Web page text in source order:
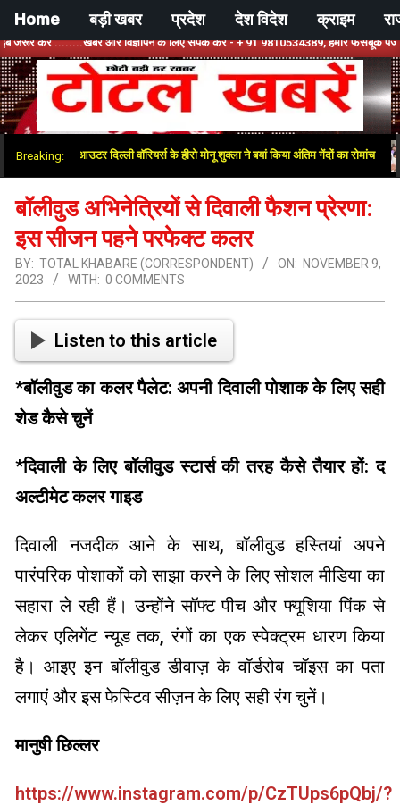
Skip
content
और विज्ञापन के लिए संपर्क करें - + 91 9810534389, हमारे फेसबूक पेज को लाइक
टोटल
खबरें
Breaking:
के बाद आउटर दिल्ली वॉरियर्स के हीरो मोनू शुक्ला ने बयां किया अंतिम गेंदों का रोमांच
बॉलीवुड अभिनेत्रियों से दिवाली फैशन प्रेरणा:
इस सीजन पहने परफेक्ट कलर
BY: TOTAL KHABARE (CORRESPONDENT) ON: NOVEMBER 9,
2023
WITH: 0 COMMENTS
Listen to this article
*बॉलीवुड का कलर पैलेट: अपनी दिवाली पोशाक के लिए सही
शेड कैसे चुनें
*दिवाली के लिए बॉलीवुड स्टार्स की तरह कैसे तैयार हों: द
अल्टीमेट कलर गाइड
दिवाली नजदीक आने के साथ, बॉलीवुड हस्तियां अपने
पारंपरिक पोशाकों को साझा करने के लिए सोशल मीडिया का
सहारा ले रही हैं। उन्होंने सॉफ्ट पीच और फ्यूशिया पिंक से
लेकर एलिगेंट न्यूड तक, रंगों का एक स्पेक्ट्रम धारण किया
है। आइए इन बॉलीवुड डीवाज़ के वॉर्डरोब चॉइस का पता
लगाएं और इस फेस्टिव सीज़न के लिए सही रंग चुनें।
मानुषी छिल्लर
https://www.instagram.com/p/CzTUps6pQbj/?
Home बड़ी खबर प्रदेश देश विदेश क्राइम